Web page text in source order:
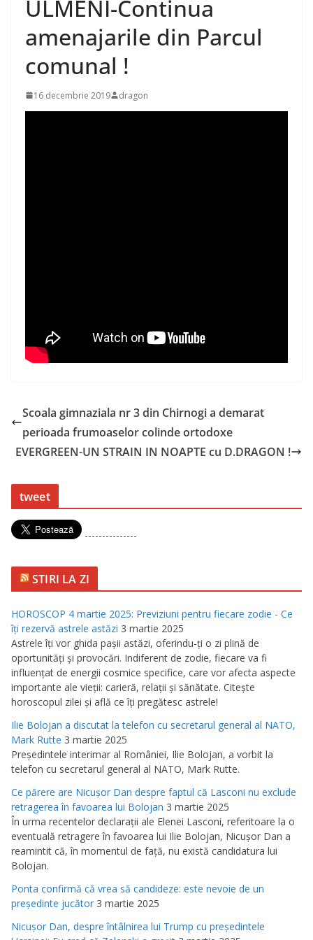
ULMENI-Continua
amenajarile din Parcul
comunal !
16 decembrie 2019 dragon
Scoala gimnaziala nr 3 din Chirnogi a demarat
perioada frumoaselor colinde ortodoxe
EVERGREEN-UN STRAIN IN NOAPTE cu D.DRAGON !
tweet
---------------
STIRI LA ZI
HOROSCOP 4 martie 2025: Previziuni pentru fiecare zodie - Ce
îţi rezervă astrele astăzi 3 martie 2025
Astrele îţi vor ghida paşii astăzi, oferindu-ţi o zi plină de
oportunităţi şi provocări. Indiferent de zodie, fiecare va fi
influenţat de energii cosmice specifice, care vor afecta aspecte
importante ale vieţii: carieră, relaţii şi sănătate. Citeşte
horoscopul zilei şi află ce îţi pregătesc astrele!
Ilie Bolojan a discutat la telefon cu secretarul general al NATO,
Mark Rutte 3 martie 2025
Preşedintele interimar al României, Ilie Bolojan, a vorbit la
telefon cu secretarul general al NATO, Mark Rutte.
Ce părere are Nicuşor Dan despre faptul că Lasconi nu exclude
retragerea în favoarea lui Bolojan 3 martie 2025
În urma recentelor declaraţii ale Elenei Lasconi, referitoare la o
eventuală retragere în favoarea lui Ilie Bolojan, Nicuşor Dan a
reamintit că, în momentul de faţă, nu există candidatura lui
Bolojan.
Ponta confirmă că vrea să candideze: este nevoie de un
preşedinte jucător 3 martie 2025
Nicuşor Dan, despre întâlnirea lui Trump cu preşedintele